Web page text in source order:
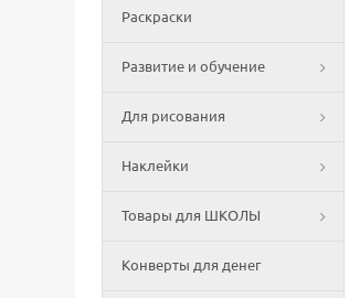
Раскраски
Развитие и обучение
Для рисования
Наклейки
Товары для ШКОЛЫ
Конверты для денег